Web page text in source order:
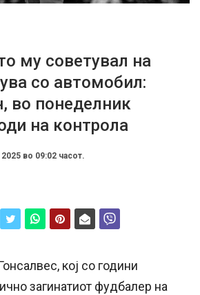
му советувал на
со автомобил:
во понеделник
на контрола
во 09:02 часот.
кој со години
загинатиот фудбалер на